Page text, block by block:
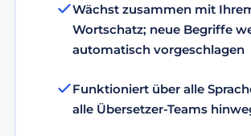
Wächst zusammen mit
Wortschatz; neue Begriffe
automatisch vorgeschlagen
Funktioniert über alle
alle Übersetzer-Teams